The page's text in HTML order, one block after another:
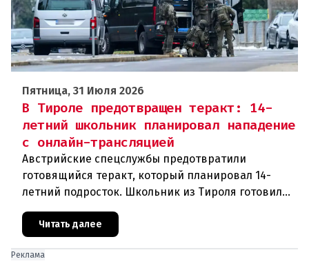
Пятница, 31 Июля 2026
В Тироле предотвращен теракт: 14-
летний школьник планировал нападение
с онлайн-трансляцией
Австрийские спецслужбы предотвратили
готовящийся теракт, который планировал 14-
летний подросток. Школьник из Тироля готовил
нападение на религиозные учреждения и
намеревался транслировать свои действи
Читать далее
Реклама